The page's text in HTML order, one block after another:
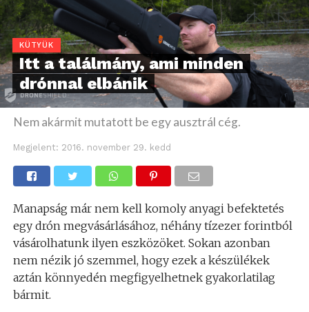
KÜTYÜK
Itt a találmány, ami minden
drónnal elbánik
Nem akármit mutatott be egy ausztrál cég.
Megjelent: 2016. november 29. kedd
Manapság már nem kell komoly anyagi befektetés
egy drón megvásárlásához, néhány tízezer forintból
vásárolhatunk ilyen eszközöket. Sokan azonban
nem nézik jó szemmel, hogy ezek a készülékek
aztán könnyedén megfigyelhetnek gyakorlatilag
bármit.